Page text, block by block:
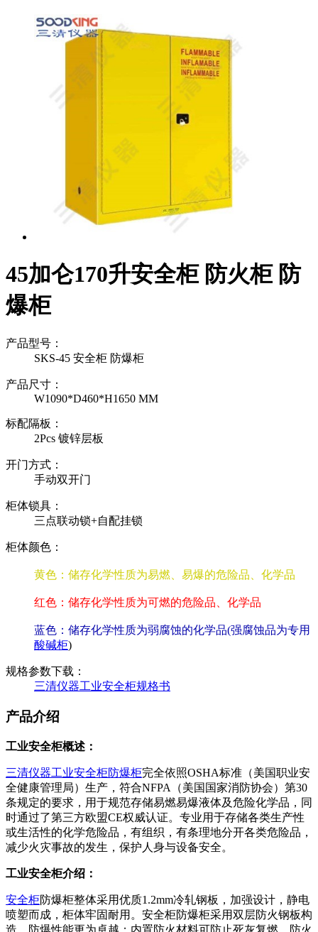
45加仑170升安全柜 防火柜 防
爆柜
产品型号：
SKS-45 安全柜 防爆柜
产品尺寸：
W1090*D460*H1650 MM
标配隔板：
2Pcs 镀锌层板
开门方式：
手动双开门
柜体锁具：
三点联动锁+自配挂锁
柜体颜色：
黄色：储存化学性质为易燃、易爆的危险品、化学品
红色：储存化学性质为可燃的危险品、化学品
蓝色：储存化学性质为弱腐蚀的化学品(强腐蚀品为专用
酸碱柜)
规格参数下载：
三清仪器工业安全柜规格书
产品介绍
工业安全柜概述：
三清仪器工业安全柜防爆柜完全依照OSHA标准（美国职业安
全健康管理局）生产，符合NFPA（美国国家消防协会）第30
条规定的要求，用于规范存储易燃易爆液体及危险化学品，同
时通过了第三方欧盟CE权威认证。专业用于存储各类生产性
或生活性的化学危险品，有组织，有条理地分开各类危险品，
减少火灾事故的发生，保护人身与设备安全。
工业安全柜介绍：
安全柜防爆柜整体采用优质1.2mm冷轧钢板，加强设计，静电
喷塑而成，柜体牢固耐用。安全柜防爆柜采用双层防火钢板构
造，防爆性能更为卓越；内置防火材料可防止死灰复燃，防火